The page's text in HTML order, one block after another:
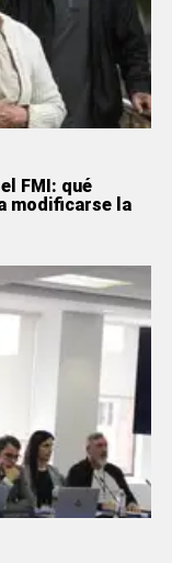
FMI: qué
modificarse la